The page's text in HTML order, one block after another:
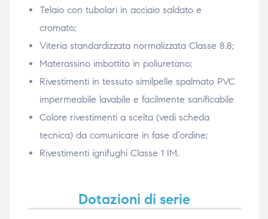
Telaio con tubolari in acciaio saldato e
cromato;
Viteria standardizzata normalizzata Classe 8.8;
Materassino imbottito in poliuretano;
Rivestimenti in tessuto similpelle spalmato PVC
impermeabile lavabile e facilmente sanificabile
Colore rivestimenti a scelta (vedi scheda
tecnica) da comunicare in fase d’ordine;
Rivestimenti ignifughi Classe 1 IM.
Dotazioni di serie